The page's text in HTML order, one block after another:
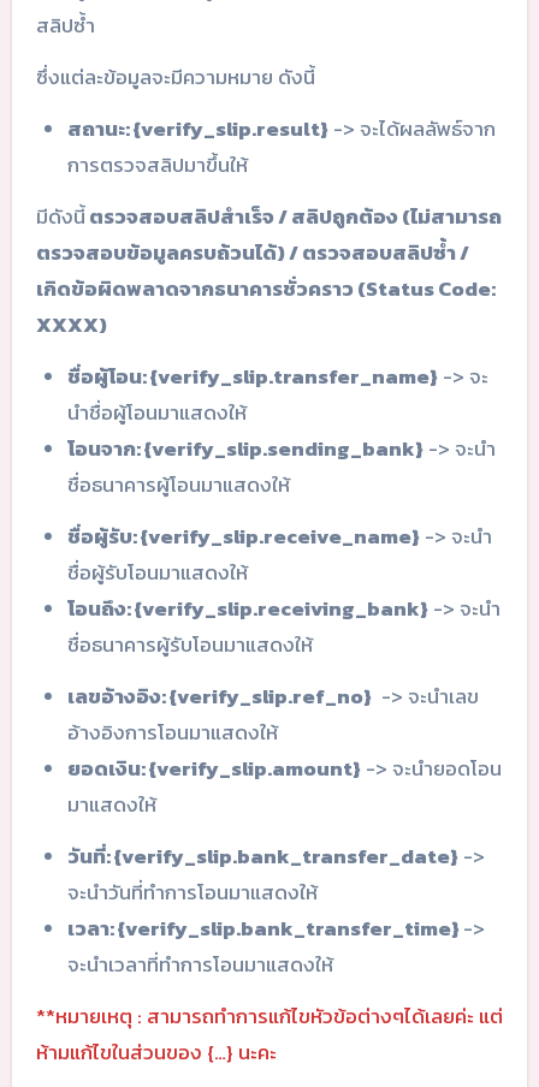
สลิปซ้ำ
ซึ่งแต่ละข้อมูลจะมีความหมาย ดังนี้
สถานะ: {verify_slip.result}-> จะได้ผลลัพธ์จาก
การตรวจสลิปมาขึ้นให้
มีดังนี้ตรวจสอบสลิปสำเร็จ / สลิปถูกต้อง (ไม่สามารถ
ตรวจสอบข้อมูลครบถ้วนได้) / ตรวจสอบสลิปซ้ำ /
เกิดข้อผิดพลาดจากธนาคารชั่วคราว (Status Code:
XXXX)
ชื่อผู้โอน: {verify_slip.transfer_name}-> จะ
นำชื่อผู้โอนมาแสดงให้
โอนจาก: {verify_slip.sending_bank}-> จะนำ
ชื่อธนาคารผู้โอนมาแสดงให้
ชื่อผู้รับ: {verify_slip.receive_name}-> จะนำ
ชื่อผู้รับโอนมาแสดงให้
โอนถึง: {verify_slip.receiving_bank}-> จะนำ
ชื่อธนาคารผู้รับโอนมาแสดงให้
เลขอ้างอิง: {verify_slip.ref_no}-> จะนำเลข
อ้างอิงการโอนมาแสดงให้
ยอดเงิน: {verify_slip.amount}-> จะนำยอดโอน
มาแสดงให้
วันที่: {verify_slip.bank_transfer_date}->
จะนำวันที่ทำการโอนมาแสดงให้
เวลา: {verify_slip.bank_transfer_time}->
จะนำเวลาที่ทำการโอนมาแสดงให้
**หมายเหตุ : สามารถทำการแก้ไขหัวข้อต่างๆได้เลยค่ะ แต่
ห้ามแก้ไขในส่วนของ {…} นะคะ